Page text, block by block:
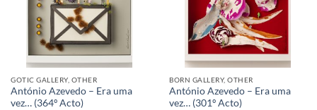
GOTIC GALLERY, OTHER
António Azevedo – Era uma
vez… (364º Acto)
BORN GALLERY, OTHER
António Azevedo – Era uma
vez… (301º Acto)